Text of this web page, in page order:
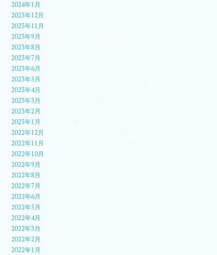
2024年1月
2023年12月
2023年11月
2023年9月
2023年8月
2023年7月
2023年6月
2023年5月
2023年4月
2023年3月
2023年2月
2023年1月
2022年12月
2022年11月
2022年10月
2022年9月
2022年8月
2022年7月
2022年6月
2022年5月
2022年4月
2022年3月
2022年2月
2022年1月